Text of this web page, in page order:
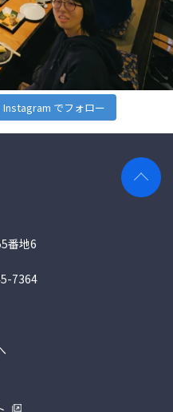
Instagram でフォロー
番地6
7364